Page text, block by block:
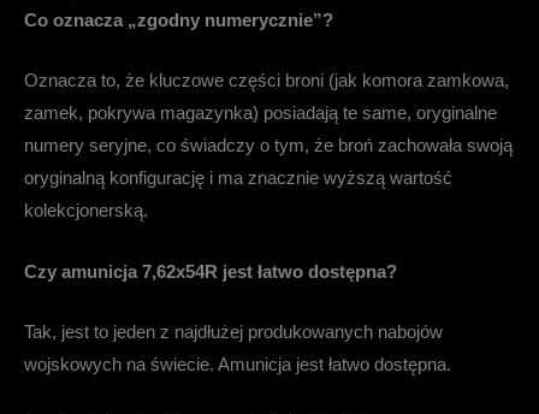
Co oznacza „zgodny numerycznie”?
Oznacza to, że kluczowe części broni (jak komora zamkowa,
zamek, pokrywa magazynka) posiadają te same, oryginalne
numery seryjne, co świadczy o tym, że broń zachowała swoją
oryginalną konfigurację i ma znacznie wyższą wartość
kolekcjonerską.
Czy amunicja 7,62x54R jest łatwo dostępna?
Tak, jest to jeden z najdłużej produkowanych nabojów
wojskowych na świecie. Amunicja jest łatwo dostępna.